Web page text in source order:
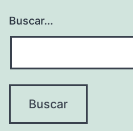
Buscar...